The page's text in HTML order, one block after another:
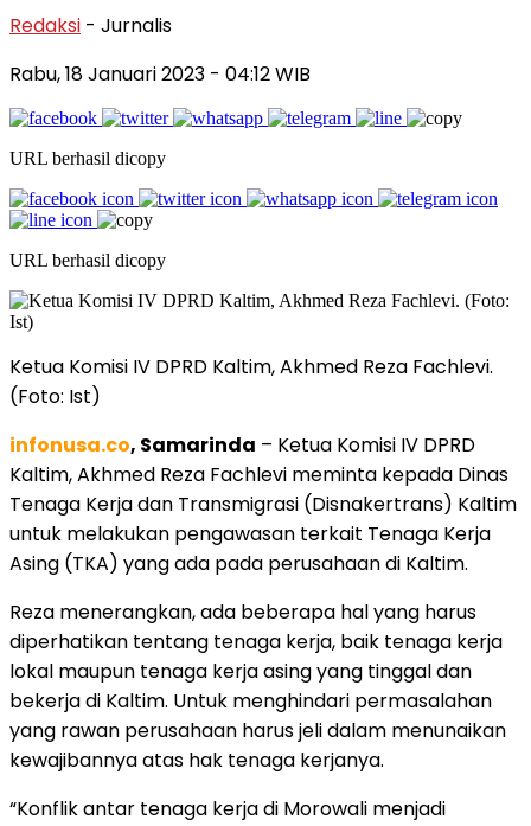
Redaksi - Jurnalis
Rabu, 18 Januari 2023 - 04:12 WIB
URL berhasil dicopy
URL berhasil dicopy
Ketua Komisi IV DPRD Kaltim, Akhmed Reza Fachlevi.
(Foto: Ist)
infonusa.co, Samarinda – Ketua Komisi IV DPRD
Kaltim, Akhmed Reza Fachlevi meminta kepada Dinas
Tenaga Kerja dan Transmigrasi (Disnakertrans) Kaltim
untuk melakukan pengawasan terkait Tenaga Kerja
Asing (TKA) yang ada pada perusahaan di Kaltim.
Reza menerangkan, ada beberapa hal yang harus
diperhatikan tentang tenaga kerja, baik tenaga kerja
lokal maupun tenaga kerja asing yang tinggal dan
bekerja di Kaltim. Untuk menghindari permasalahan
yang rawan perusahaan harus jeli dalam menunaikan
kewajibannya atas hak tenaga kerjanya.
“Konflik antar tenaga kerja di Morowali menjadi